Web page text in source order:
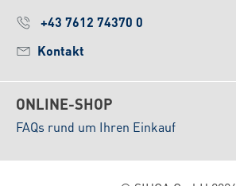
+43 7612 74370 0
Kontakt
ONLINE-SHOP
FAQs rund um Ihren Einkauf